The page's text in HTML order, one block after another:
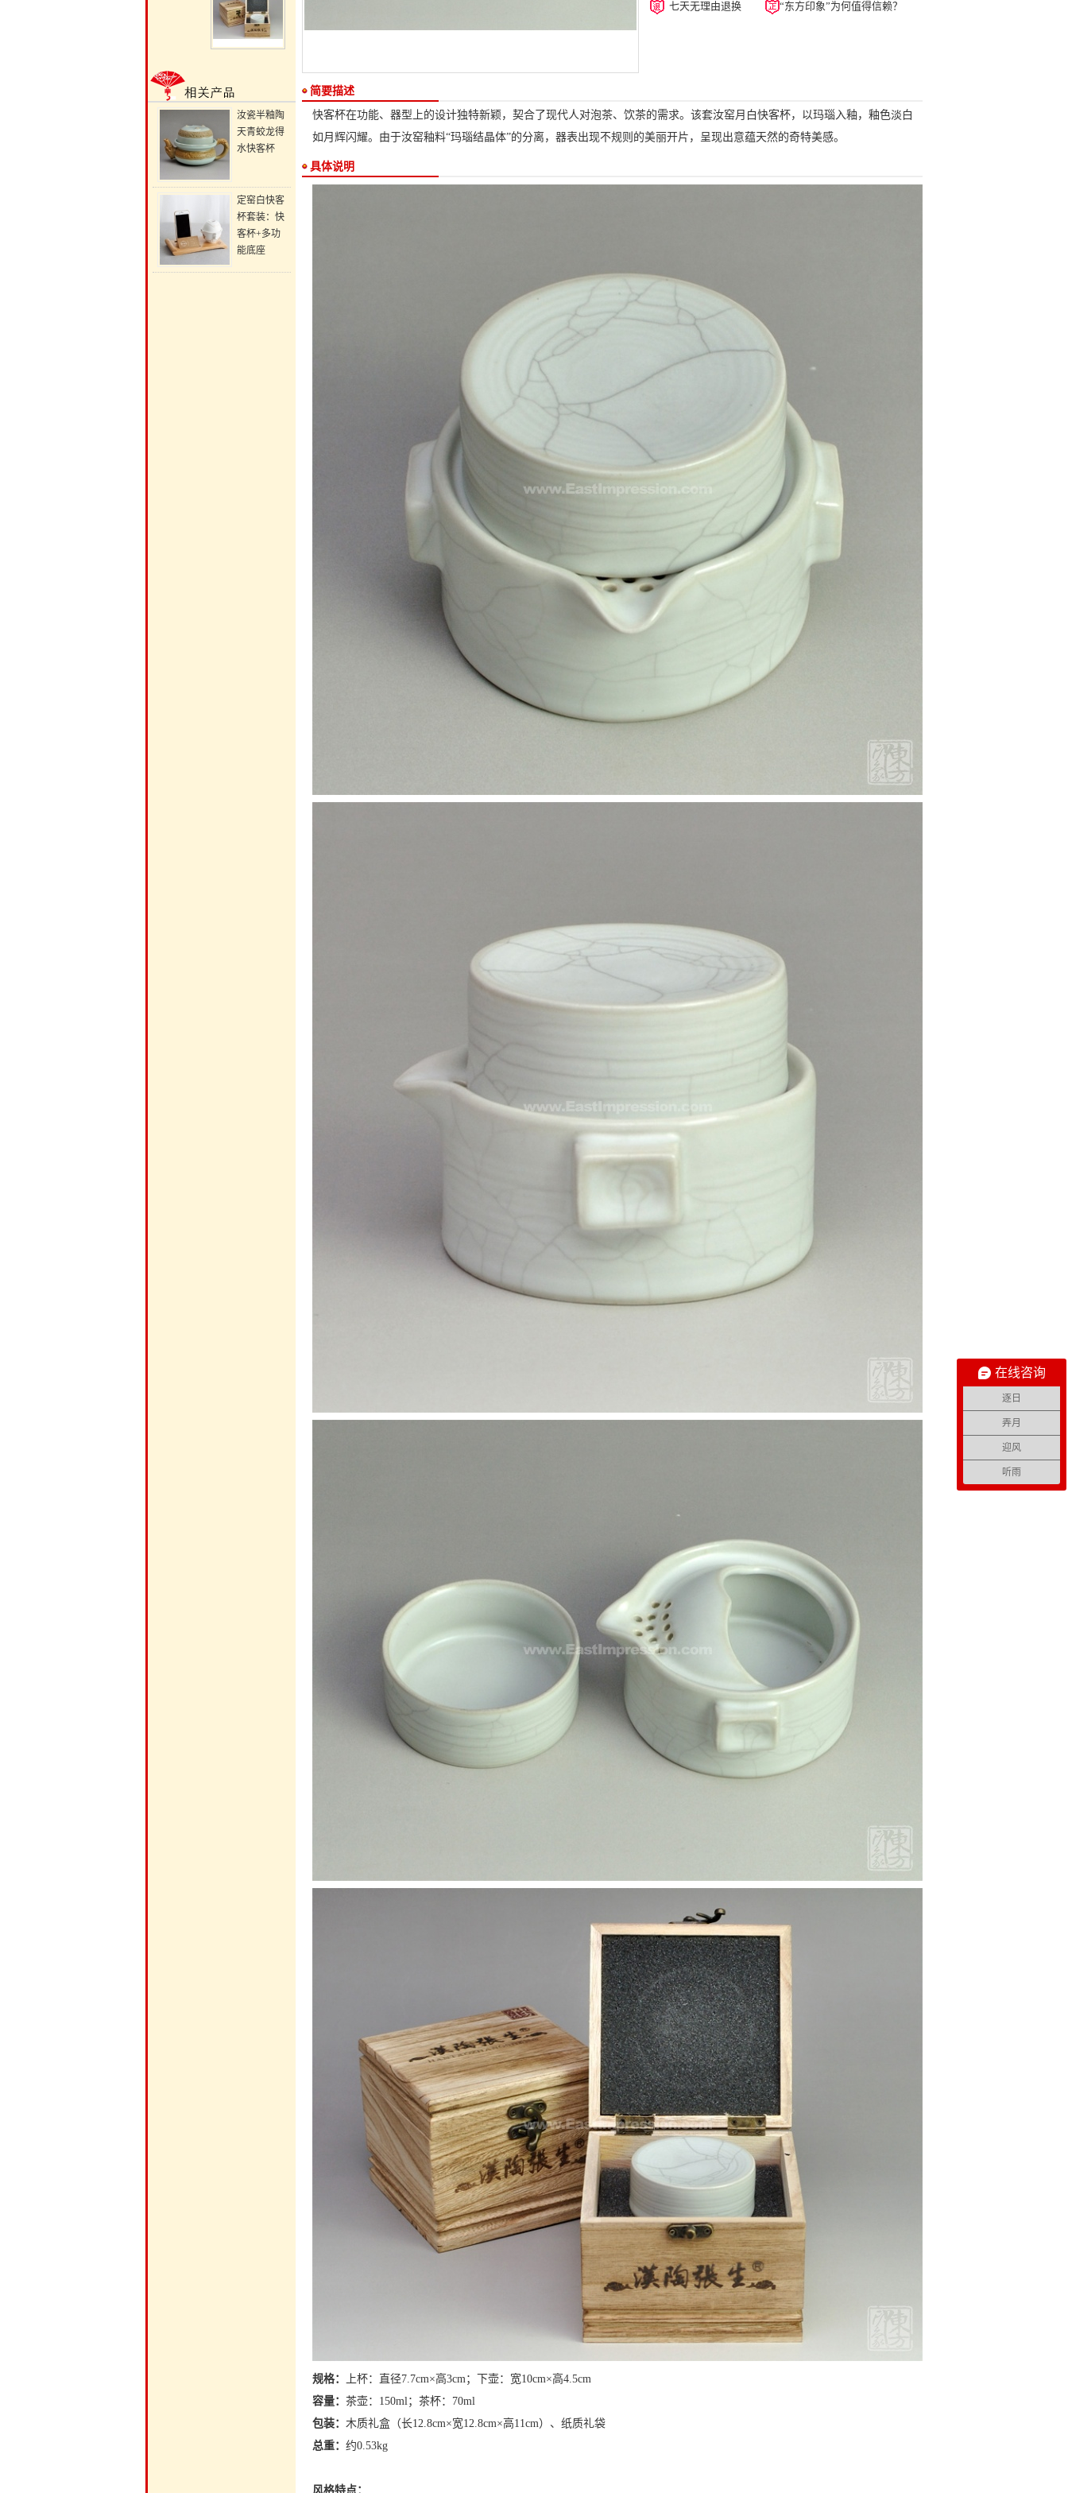
汝瓷半釉陶
天青蛟龙得
水快客杯
定窑白快客
杯套装：快
客杯+多功
能底座
七天无理由退换 “东方印象”为何值得信赖？
简要描述
快客杯在功能、器型上的设计独特新颖，契合了现代人对泡茶、饮茶的需求。该套汝窑月白快客杯，以玛瑙入釉，釉色淡白
如月辉闪耀。由于汝窑釉料“玛瑙结晶体”的分离，器表出现不规则的美丽开片，呈现出意蕴天然的奇特美感。
具体说明
规格：
上杯：直径7.7cm×高3cm；下壶：宽10cm×高4.5cm
容量： 茶壶：150ml；茶杯：70ml
包装： 木质礼盒（长12.8cm×宽12.8cm×高11cm）、纸质礼袋
总重： 约0.53kg
风格特点：
在线咨询
逐日
弄月
迎风
听雨